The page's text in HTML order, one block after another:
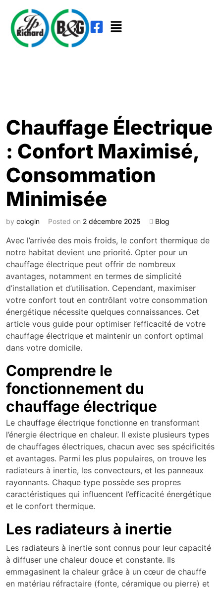
Chauffage Électrique
: Confort Maximisé,
Consommation
Minimisée
by cologin Posted on 2 décembre 2025 Blog
Avec l’arrivée des mois froids, le confort thermique de
notre habitat devient une priorité. Opter pour un
chauffage électrique peut offrir de nombreux
avantages, notamment en termes de simplicité
d’installation et d’utilisation. Cependant, maximiser
votre confort tout en contrôlant votre consommation
énergétique nécessite quelques connaissances. Cet
article vous guide pour optimiser l’efficacité de votre
chauffage électrique et maintenir un confort optimal
dans votre domicile.
Comprendre le
fonctionnement du
chauffage électrique
Le chauffage électrique fonctionne en transformant
l’énergie électrique en chaleur. Il existe plusieurs types
de chauffages électriques, chacun avec ses spécificités
et avantages. Parmi les plus populaires, on trouve les
radiateurs à inertie, les convecteurs, et les panneaux
rayonnants. Chaque type possède ses propres
caractéristiques qui influencent l’efficacité énergétique
et le confort thermique.
Les radiateurs à inertie
Les radiateurs à inertie sont connus pour leur capacité
à diffuser une chaleur douce et constante. Ils
emmagasinent la chaleur grâce à un cœur de chauffe
en matériau réfractaire (fonte, céramique ou pierre) et